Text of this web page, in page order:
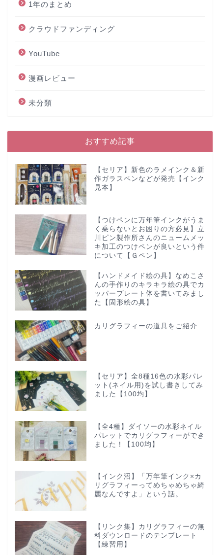
1年のまとめ
クラウドファンディング
YouTube
漫画レビュー
未分類
おすすめ記事
【セリア】新色のラメインク＆新
作ガラスペンなどが発売【インク
見本】
【つけペンに万年筆インクがうま
く乗らないとお困りの方必見】立
川ピン製作所さんのニュームメッ
キ加工のつけペンが良いという件
について【Ｇペン】
【ハンドメイド絵の具】なめこさ
んの手作りのキラキラ絵の具でカ
ッパープレート体を書いてみまし
た【固形絵の具】
カリグラフィーの道具をご紹介
【セリア】全8種16色の水彩パレ
ット(ネイル用)を試し書きしてみ
ました【100均】
【全4種】ダイソーの水彩ネイル
パレットでカリグラフィーができ
ました！【100均】
【インク沼】「万年筆インク×カ
リグラフィーってめちゃめちゃ綺
麗なんですよ」という話。
【リンク集】カリグラフィーの無
料ダウンロードのテンプレート
【練習用】